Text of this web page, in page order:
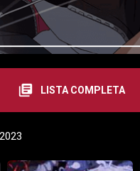
library_books LISTA COMPLETA